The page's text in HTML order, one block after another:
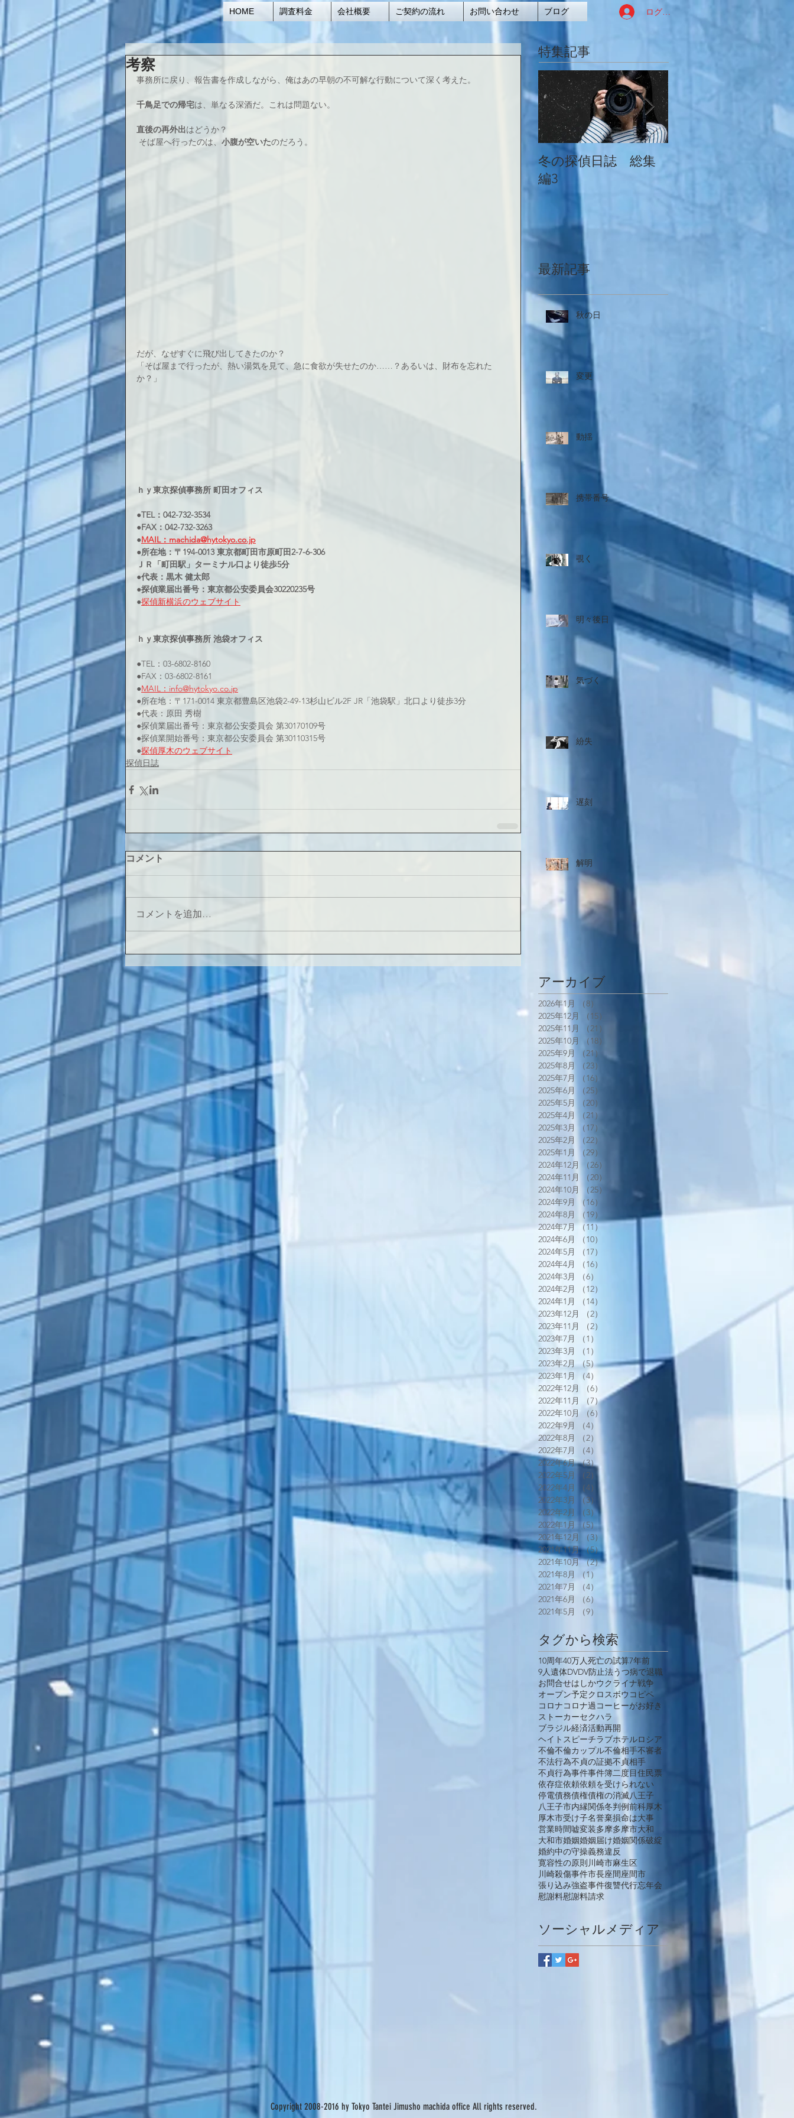
HOME 調査料金 会社概要 ご契約の流れ お問い合わせ ブログ ログイン
考察
事務所に戻り、報告書を作成しながら、俺はあの早朝の不可解な行動について深く考えた。
千鳥足での帰宅は、単なる深酒だ。これは問題ない。
直後の再外出はどうか？
そば屋へ行ったのは、 小腹が空いたのだろう。
だが、なぜすぐに飛び出してきたのか？
「そば屋まで行ったが、熱い湯気を見て、急に食欲が失せたのか……？あるいは、財布を忘れた
か？」
ｈｙ東京探偵事務所 町田オフィス
●TEL：042-732-3534
●FAX：042-732-3263
●MAIL：machida@hytokyo.co.jp
●所在地：〒194-0013 東京都町田市原町田2-7-6-306
ＪＲ「町田駅」ターミナル口より徒歩5分
●代表：黒木 健太郎
●探偵業届出番号：東京都公安委員会30220235号
●探偵新横浜のウェブサイト
ｈｙ東京探偵事務所 池袋オフィス
●TEL：03-6802-8160
●FAX：03-6802-8161
●MAIL：info@hytokyo.co.jp
●所在地：〒171-0014 東京都豊島区池袋2-49-13杉山ビル2F JR「池袋駅」北口より徒歩3分
●代表：原田 秀樹
●探偵業届出番号：東京都公安委員会 第30170109号
●探偵業開始番号：東京都公安委員会 第30110315号
●探偵厚木のウェブサイト
探偵日誌
コメント
コメントを追加…
特集記事
冬の探偵日誌 総集
編3
最新記事
秋の日
変更
動揺
携帯番号
覗く
明々後日
気づく
紛失
遅刻
解明
アーカイブ
2026年1月 （8）
2025年12月
（15）
15件の記事
2025年11月
（21）
21件の記事
2025年10月
（18）
18件の記事
2025年9月
（21）
2025年8月
（23）
2025年7月
（16）
2025年6月
（25）
2025年5月
（20）
2025年4月
（21）
2025年3月
（17）
2025年2月
（22）
2025年1月
（29）
2024年12月
（26）
2024年11月
（20）
2024年10月
（25）
25件の記事
2024年9月
（16）
2024年8月
（19）
19件の記事
2024年7月
（11）
2024年6月
（10）
2024年5月
（17）
2024年4月
（16）
2024年3月
（6）
2024年2月
（12）
2024年1月
（14）
2023年12月
（2）
2023年11月
（2）
2023年7月
（1）
2023年3月
（1）
2023年2月
（5）5件の記事
2023年1月
（4）
4件の記事
2022年12月
（6）
6件の記事
2022年11月
（7）7件の記事
2022年10月
（6）
2022年9月
（4）
2022年8月
（2）
2022年7月
（4）
2022年6月 （3）
2022年5月
（2）2件の記事
2022年4月
（4） 4件の記事
2022年3月
（3） 3件の記事
2022年2月
（3）3件の記事
2022年1月
（5）5件の記事
2021年12月
（3）
2021年11月 （5）5件の記事
2021年10月 （2）2件の記事
2021年8月
（1）
1件の記事
2021年7月
（4）
2021年6月
（6）
2021年5月
（9）
タグから検索
10周年40万人死亡の試算7年前
9人遺体DVDV防止法うつ病で退職
お問合せはしかウクライナ戦争
オープン予定クロスボウ コピペ
コロナコロナ過コーヒーがお好き
ストーカーセクハラ
ブラジル経済活動再開
ヘイトスピーチラブホテルロシア
不倫不倫カップル不倫相手不審者
不法行為不貞の証拠不貞相手
不貞行為事件事件簿二度目住民票
依存症依頼依頼を受けられない
停電債務債権債権の消滅八王子
八王子市内縁関係冬判例前科厚木
厚木市受け子名誉棄損命は大事
営業時間嘘変装多摩多摩市大和
大和市婚姻婚姻届け婚姻関係破綻
婚約中の守操義務違反
寛容性の原則川崎市麻生区
川崎殺傷事件市長座間座間市
張り込み強盗事件復讐代行忘年会
慰謝料慰謝料請求
ソーシャルメディア
Copyright 2008-2016 hy Tokyo Tantei Jimusho machida office All rights reserved.